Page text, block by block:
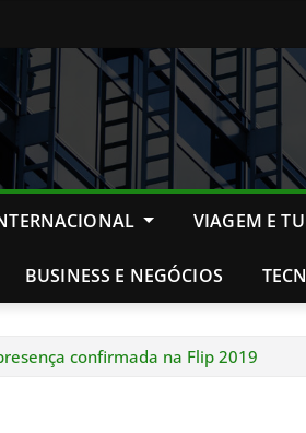
VIAGEM E
BUSINESS E NEGÓCIOS
confirmada na Flip 2019